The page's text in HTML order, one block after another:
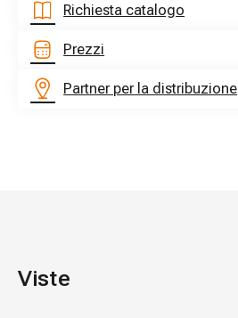
Richiesta catalogo
Prezzi
Partner per la distribuzione
Viste